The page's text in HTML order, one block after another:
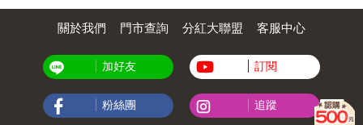
關於我們 門市查詢 分紅大聯盟 客服中心
加好友 訂閱
粉絲團 追蹤